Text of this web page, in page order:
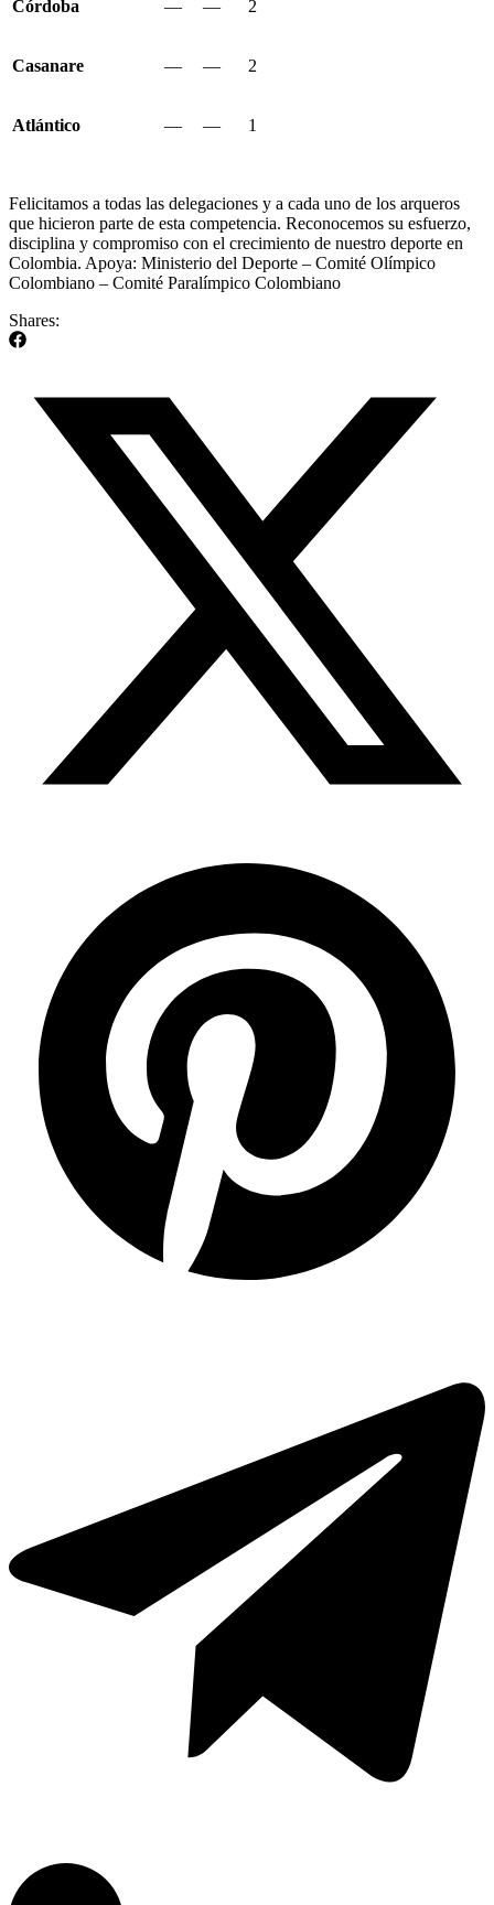
Córdoba — — 2
Casanare — — 2
Atlántico — — 1
Felicitamos a todas las delegaciones y a cada uno de los arqueros
que hicieron parte de esta competencia. Reconocemos su esfuerzo,
disciplina y compromiso con el crecimiento de nuestro deporte en
Colombia. Apoya: Ministerio del Deporte – Comité Olímpico
Colombiano – Comité Paralímpico Colombiano
Shares: